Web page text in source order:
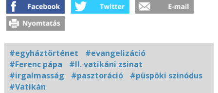
#egyháztörténet
#evangelizáció
#Ferenc pápa
#II. vatikáni zsinat
#irgalmasság
#pasztoráció
#püspöki szinódus
#Vatikán